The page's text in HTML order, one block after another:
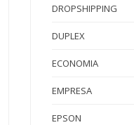
DROPSHIPPING
DUPLEX
ECONOMIA
EMPRESA
EPSON